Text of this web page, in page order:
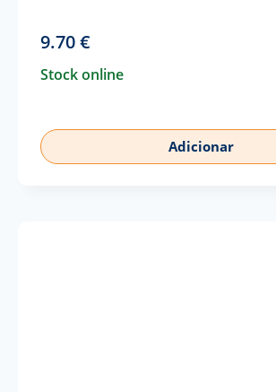
9.70€
Stock online
Adicionar